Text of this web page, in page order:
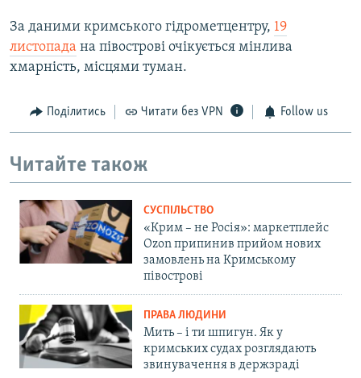
За даними кримського гідрометцентру, 19
листопада на півострові очікується мінлива
хмарність, місцями туман.
Поділитись Читати без VPN Follow us
Читайте також
СУСПІЛЬСТВО
«Крим – не Росія»: маркетплейс
Ozon припинив прийом нових
замовлень на Кримському
півострові
ПРАВА ЛЮДИНИ
Мить – і ти шпигун. Як у
кримських судах розглядають
звинувачення в держзраді